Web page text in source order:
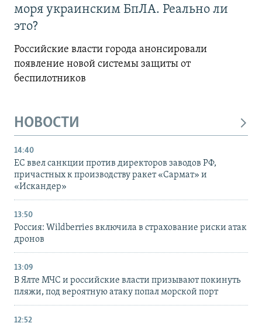
моря украинским БпЛА. Реально ли
это?
Российские власти города анонсировали
появление новой системы защиты от
беспилотников
НОВОСТИ
14:40
ЕС ввел санкции против директоров заводов РФ,
причастных к производству ракет «Сармат» и
«Искандер»
13:50
Россия: Wildberries включила в страхование риски атак
дронов
13:09
В Ялте МЧС и российские власти призывают покинуть
пляжи, под вероятную атаку попал морской порт
12:52